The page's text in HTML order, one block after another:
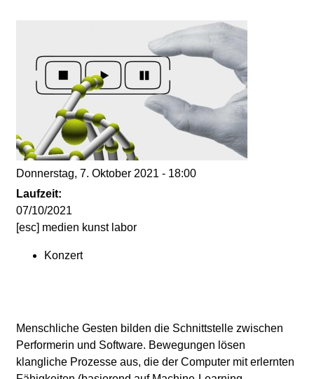
k
u
n
s
a
b
Donnerstag, 7. Oktober 2021 - 18:00
Laufzeit:
07/10/2021
[esc] medien kunst labor
Konzert
Menschliche Gesten bilden die Schnittstelle zwischen
Performerin und Software. Bewegungen lösen
klangliche Prozesse aus, die der Computer mit erlernten